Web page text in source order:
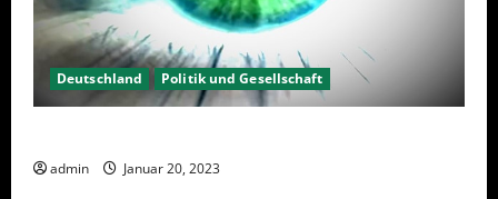
Deutschland Politik und Gesellschaft
admin Januar 20, 2023